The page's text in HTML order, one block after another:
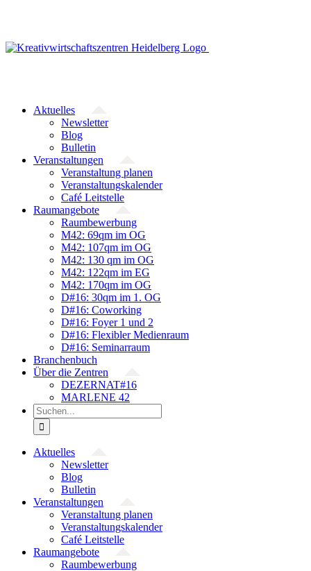
Aktuelles
Newsletter
Blog
Bulletin
Veranstaltungen
Veranstaltung planen
Veranstaltungskalender
Café Leitstelle
Raumangebote
Raumbewerbung
M42: 69qm im OG
M42: 107qm im OG
M42: 130 qm im OG
M42: 122qm im EG
M42: 170qm im OG
D#16: 30qm im 1. OG
D#16: Coworking
D#16: Foyer 1 und 2
D#16: Flexibler Medienraum
D#16: Seminarraum
Branchenbuch
Über die Zentren
DEZERNAT#16
MARLENE 42
Suche
nach:
Aktuelles
Newsletter
Blog
Bulletin
Veranstaltungen
Veranstaltung planen
Veranstaltungskalender
Café Leitstelle
Raumangebote
Raumbewerbung